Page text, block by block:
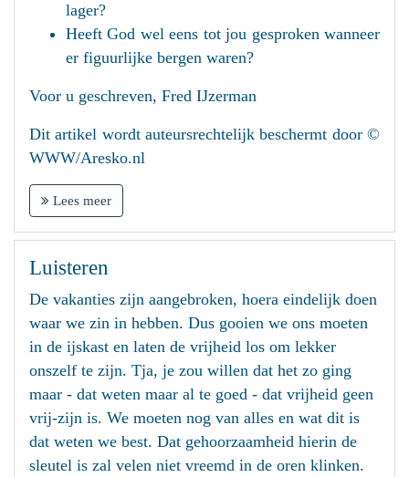
lager?
Heeft God wel eens tot jou gesproken wanneer
er figuurlijke bergen waren?
Voor u geschreven, Fred IJzerman
Dit artikel wordt auteursrechtelijk beschermt door ©
WWW/Aresko.nl
Lees meer
Luisteren
De vakanties zijn aangebroken, hoera eindelijk doen
waar we zin in hebben. Dus gooien we ons moeten
in de ijskast en laten de vrijheid los om lekker
onszelf te zijn. Tja, je zou willen dat het zo ging
maar - dat weten maar al te goed - dat vrijheid geen
vrij-zijn is. We moeten nog van alles en wat dit is
dat weten we best. Dat gehoorzaamheid hierin de
sleutel is zal velen niet vreemd in de oren klinken.